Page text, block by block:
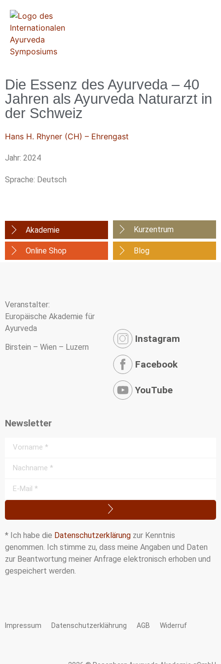
Die Essenz des Ayurveda – 40
Jahren als Ayurveda Naturarzt in
der Schweiz
Hans H. Rhyner (CH) – Ehrengast
Jahr: 2024
Sprache: Deutsch
Akademie Kurzentrum
Online Shop Blog
Veranstalter:
Europäische Akademie für
Ayurveda
Birstein – Wien – Luzern
Instagram
Facebook
YouTube
Newsletter
* Ich habe die Datenschutzerklärung zur Kenntnis
genommen. Ich stimme zu, dass meine Angaben und Daten
zur Beantwortung meiner Anfrage elektronisch erhoben und
gespeichert werden.
Impressum Datenschutzerklährung AGB Widerruf